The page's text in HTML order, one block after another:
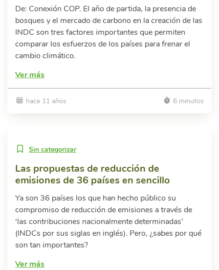
De: Conexión COP. El año de partida, la presencia de
bosques y el mercado de carbono en la creación de las
INDC son tres factores importantes que permiten
comparar los esfuerzos de los países para frenar el
cambio climático.
Ver más
hace 11 años 6 minutos
Sin categorizar
Las propuestas de reducción de
emisiones de 36 países en sencillo
Ya son 36 países los que han hecho público su
compromiso de reducción de emisiones a través de
‘las contribuciones nacionalmente determinadas’
(INDCs por sus siglas en inglés). Pero, ¿sabes por qué
son tan importantes?
Ver más